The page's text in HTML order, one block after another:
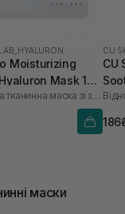
Moisturizing
Mask 1
Зволожуюча тканинна маска зі заспокійливою та антивіковою дією
CU
CU
маски